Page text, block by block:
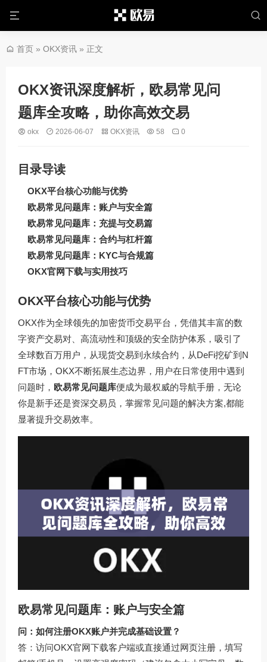
首页 » OKX资讯 » 正文
OKX资讯深度解析，欧易常见问
题库全攻略，助你高效交易
okx 2026-06-07 OKX资讯 58 0
目录导读
OKX平台核心功能与优势
欧易常见问题库：账户与安全篇
欧易常见问题库：充提与交易篇
欧易常见问题库：合约与杠杆篇
欧易常见问题库：KYC与合规篇
OKX官网下载与实用技巧
OKX平台核心功能与优势
OKX作为全球领先的加密货币交易平台，凭借其丰富的数
字资产交易对、高流动性和顶级的安全防护体系，吸引了
全球数百万用户，从现货交易到永续合约，从DeFi挖矿到N
FT市场，OKX不断拓展生态边界，用户在日常使用中遇到
问题时， 欧易常见问题库便成为最权威的导航手册，无论
你是新手还是资深交易员，掌握常见问题的解决方案,都能
显著提升交易效率。
欧易常见问题库：账户与安全篇
问：如何注册OKX账户并完成基础设置？
答：访问OKX官网下载客户端或直接通过网页注册，填写